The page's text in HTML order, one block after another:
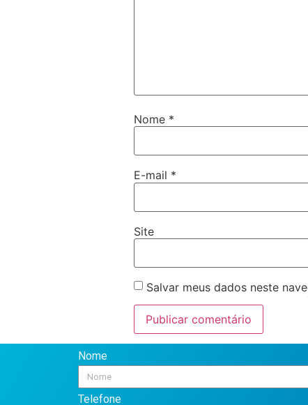
Nome *
E-mail *
Site
Salvar meus dados neste
Nome
Telefone